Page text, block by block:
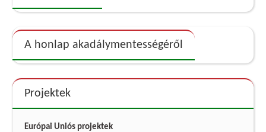
A honlap akadálymentességéről
Projektek
Európai Uniós projektek